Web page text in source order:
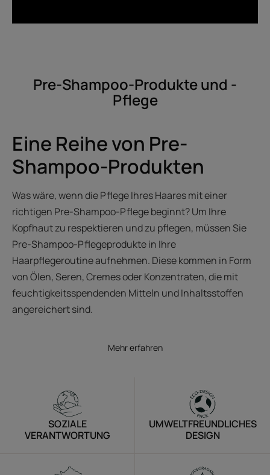
Pre-Shampoo-Produkte und -
Pflege
Eine Reihe von Pre-
Shampoo-Produkten
Was wäre, wenn die Pflege Ihres Haares mit einer
richtigen Pre-Shampoo-Pflege beginnt? Um Ihre
Kopfhaut zu respektieren und zu pflegen, müssen Sie
Pre-Shampoo-Pflegeprodukte in Ihre
Haarpflegeroutine aufnehmen. Diese kommen in Form
von Ölen, Seren, Cremes oder Konzentraten, die mit
feuchtigkeitsspendenden Mitteln und Inhaltsstoffen
angereichert sind.
Mehr erfahren
SOZIALE
VERANTWORTUNG
UMWELTFREUNDLICHES
DESIGN